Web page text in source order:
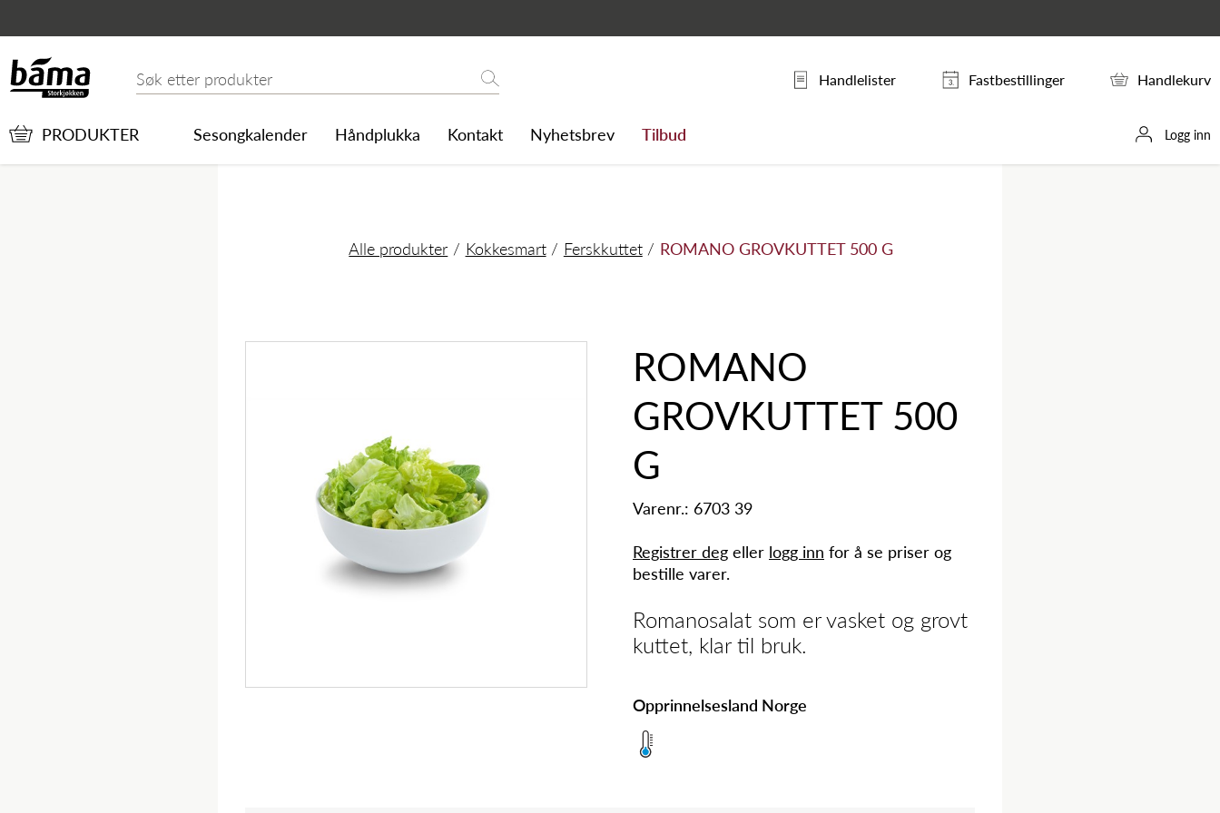
ROMANO GROVKUTTET 500 G
Søk etter
Søk
Handlelister Fastbestillinger Handlekurv
PRODUKTER Sesongkalender Håndplukka Kontakt Nyhetsbrev Tilbud Logg inn
HovedmenyAlle produkter Kokkesmart Ferskkuttet ROMANO GROVKUTTET 500 G
ROMANO
GROVKUTTET 500
G
Varenr.: 6703 39
Registrer deg eller logg inn for å se priser og
bestille varer.
Romanosalat som er vasket og grovt
kuttet, klar til bruk.
Opprinnelsesland Norge